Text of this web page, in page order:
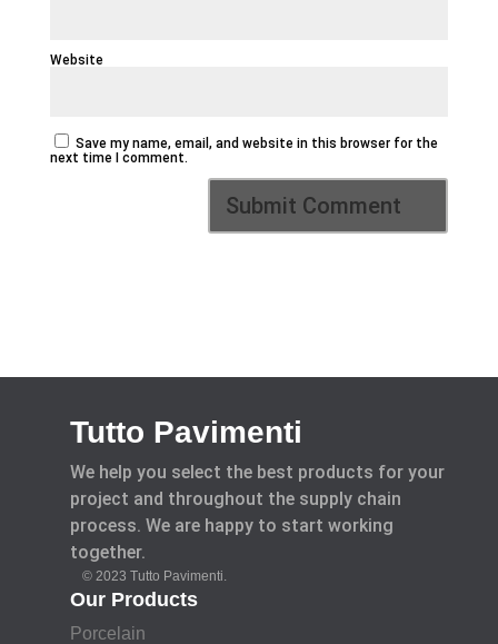
Website
Save my name, email, and website in this browser for the
next time I comment.
Tutto Pavimenti
We help you select the best products for your
project and throughout the supply chain
process. We are happy to start working
together.
© 2023 Tutto Pavimenti.
Our Products
Porcelain